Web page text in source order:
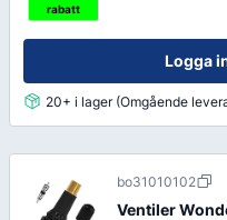
rabatt
Logga
20+ i lager (Omgående
bo31010102
Ventiler